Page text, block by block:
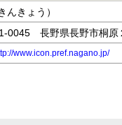
んきょう）
0045 長野県長野市桐原
www.icon.pref.nagano.jp/